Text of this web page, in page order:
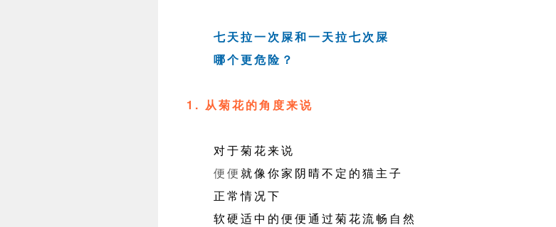
七天拉一次屎和一天拉七次屎
哪个更危险？
1. 从菊花的角度来说
对于菊花来说
便便就像你家阴晴不定的猫主子
正常情况下
软硬适中的便便通过菊花流畅自然